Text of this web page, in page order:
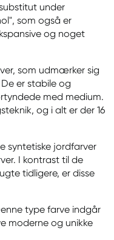
under
som også er
og noget
som udmærker sig
er stabile og
med medium.
og i alt er der 16
syntetiske jordfarver
I kontrast til de
tidligere, er disse
type farve indgår
moderne og unikke